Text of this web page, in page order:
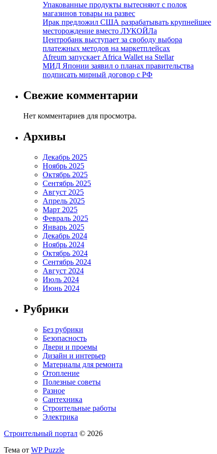
Упакованные продукты вытесняют с полок
магазинов товары на развес
Ирак предложил США разрабатывать крупнейшее
месторождение вместо ЛУКОЙЛа
Центробанк выступает за свободу выбора
платежных методов на маркетплейсах
Afreum запускает Africa Wallet на Stellar
МИД Японии заявил о планах правительства
подписать мирный договор с РФ
Свежие комментарии
Нет комментариев для просмотра.
Архивы
Декабрь 2025
Ноябрь 2025
Октябрь 2025
Сентябрь 2025
Август 2025
Апрель 2025
Март 2025
Февраль 2025
Январь 2025
Декабрь 2024
Ноябрь 2024
Октябрь 2024
Сентябрь 2024
Август 2024
Июль 2024
Июнь 2024
Рубрики
Без рубрики
Безопасность
Двери и проемы
Дизайн и интерьер
Материалы для ремонта
Отопление
Полезные советы
Разное
Сантехника
Строительные работы
Электрика
Строительный портал © 2026
Тема от WP Puzzle